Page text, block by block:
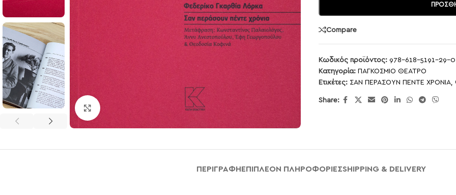
Compare
Κωδικός προϊόντος: 978-618-5191-29-0
Κατηγορία: ΠΑΓΚΟΣΜΙΟ ΘΕΑΤΡΟ
Ετικέτες: ΣΑΝ ΠΕΡΑΣΟΥΝ ΠΕΝΤΕ ΧΡΟΝΙΑ,
Share:
ΠΕΡΙΓΡΑΦΉΕΠΙΠΛΈΟΝ ΠΛΗΡΟΦΟΡΊΕΣSHIPPING & DELIVERY